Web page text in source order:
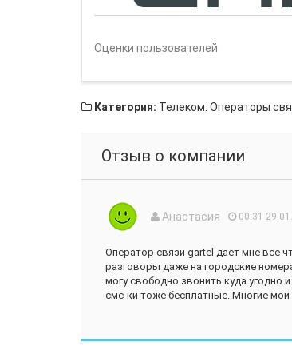
Оценки пользователей
Категория: Телеком: Операторы
Отзыв о компании
Анастасия 00:31
Оператор связи gartel дает мне все
разговоры даже на городские
могу свободно звонить куда угодно
смс-ки тоже бесплатные. Многие